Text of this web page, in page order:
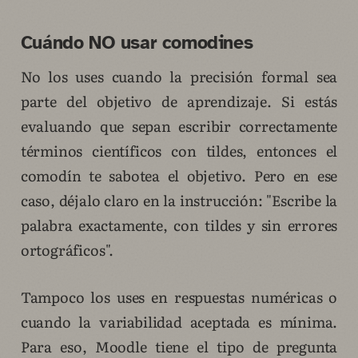
Cuándo NO usar comodines
No los uses cuando la precisión formal sea
parte del objetivo de aprendizaje. Si estás
evaluando que sepan escribir correctamente
términos científicos con tildes, entonces el
comodín te sabotea el objetivo. Pero en ese
caso, déjalo claro en la instrucción: "Escribe la
palabra exactamente, con tildes y sin errores
ortográficos".
Tampoco los uses en respuestas numéricas o
cuando la variabilidad aceptada es mínima.
Para eso, Moodle tiene el tipo de pregunta